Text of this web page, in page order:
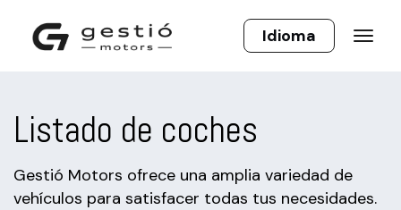
Listado de coches
Gestió Motors ofrece una amplia variedad de
vehículos para satisfacer todas tus necesidades.